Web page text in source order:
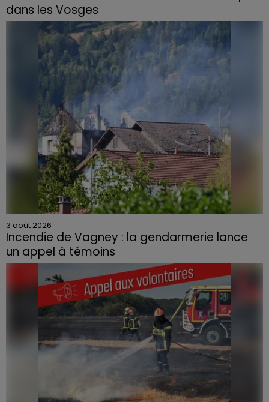
dans les Vosges
3 août 2026
Incendie de Vagney : la gendarmerie lance
un appel à témoins
Le feu, parti d'une haie avant de se propager au
quartier résidentiel, avait détruit deux habitations et
contraint à l'évacuation d'une centaine de personnes.